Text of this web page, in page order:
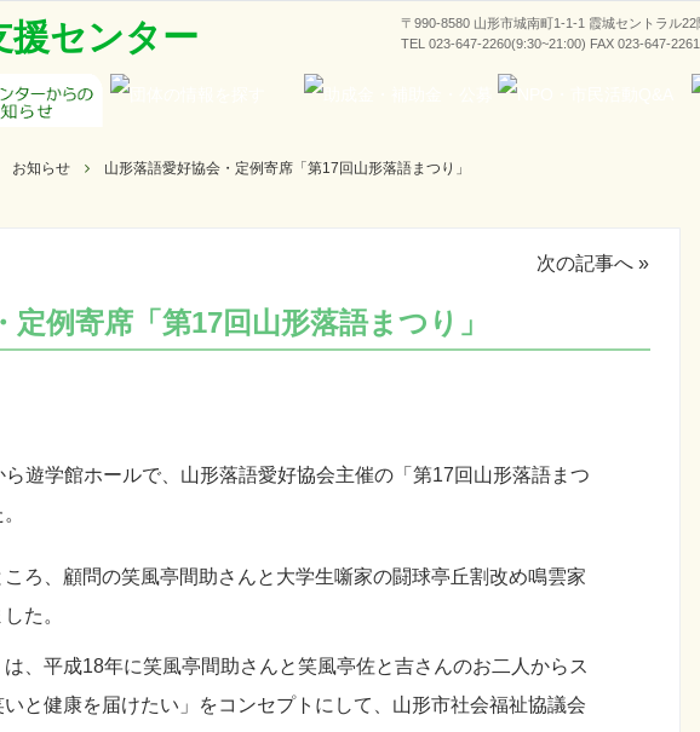
援センター
〒990-8580 山形市城南町1-1-1 霞城セントラル22
TEL 023-647-2260(9:30~21:00) FAX 023-647-2261
お知らせ 山形落語愛好協会・定例寄席「第17回山形落語まつり」
次の記事へ »
定例寄席「第17回山形落語まつり」
遊学館ホールで、山形落語愛好協会主催の「第17回山形落語まつ
ろ、顧問の笑風亭間助さんと大学生噺家の闘球亭丘割改め鳴雲家
た。
は、平成18年に笑風亭間助さんと笑風亭佐と吉さんのお二人からス
と健康を届けたい」をコンセプトにして、山形市社会福祉協議会